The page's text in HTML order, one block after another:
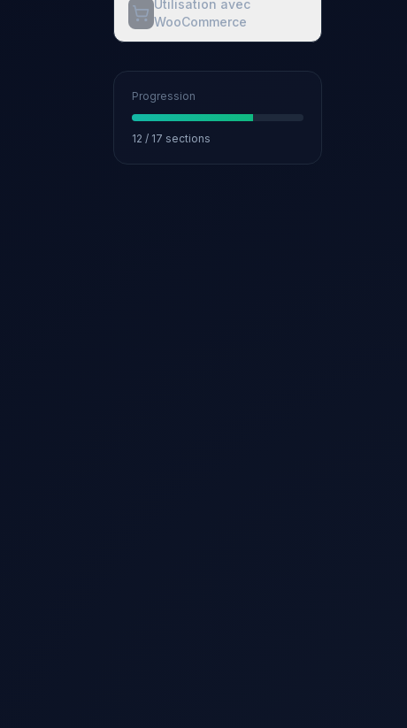
Utilisation avec
WooCommerce
Progression
12 / 17 sections